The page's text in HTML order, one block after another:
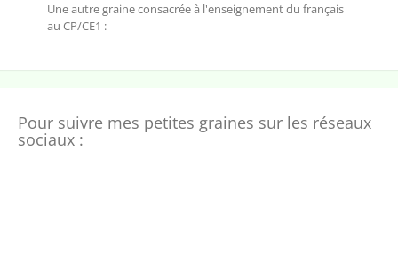
Une autre graine consacrée à l'enseignement du français
au CP/CE1 :
Pour suivre mes petites graines sur les réseaux
sociaux :